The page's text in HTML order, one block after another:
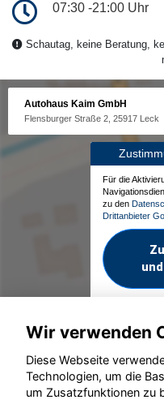
07:30 -21:00 Uhr
Schautag, keine Beratung,
Autohaus Kaim GmbH
Flensburger Straße 2, 25917 Leck
Für die
zu den
Drittanbieter
©
Wir verwenden
Diese Webseite
Technologien, um die
um Zusatzfunktionen zu